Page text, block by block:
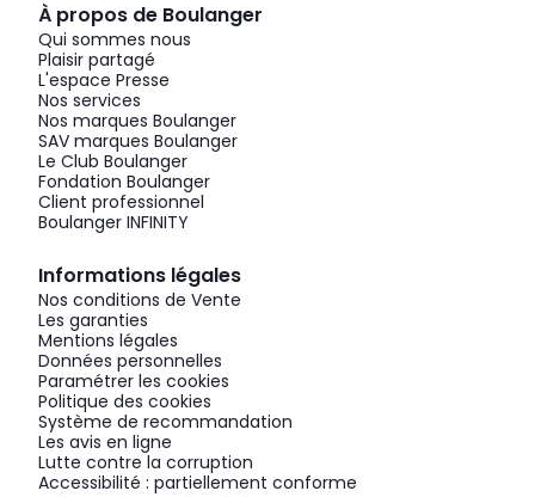
À propos de Boulanger
Qui sommes nous
Plaisir partagé
L'espace Presse
Nos services
Nos marques Boulanger
SAV marques Boulanger
Le Club Boulanger
Fondation Boulanger
Client professionnel
Boulanger INFINITY
Informations légales
Nos conditions de Vente
Les garanties
Mentions légales
Données personnelles
Paramétrer les cookies
Politique des cookies
Système de recommandation
Les avis en ligne
Lutte contre la corruption
Accessibilité : partiellement conforme